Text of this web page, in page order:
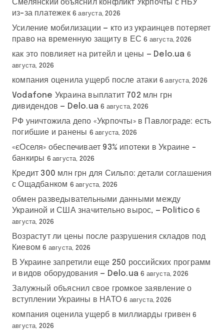
Смелянский объяснил конфликт Укрпочты с НБУ
из-за платежек 6 августа, 2026
Усиление мобилизации — кто из украинцев потеряет
право на временную защиту в ЕС 6 августа, 2026
как это повлияет на ритейл и цены — Delo.ua 6
августа, 2026
компания оценила ущерб после атаки 6 августа, 2026
Vodafone Украина выплатит 702 млн грн
дивидендов — Delo.ua 6 августа, 2026
РФ уничтожила депо «Укрпочты» в Павлограде: есть
погибшие и ранены 6 августа, 2026
«єОселя» обеспечивает 93% ипотеки в Украине –
банкиры 6 августа, 2026
Кредит 300 млн грн для Сильпо: детали соглашения
с Ощадбанком 6 августа, 2026
обмен разведывательными данными между
Украиной и США значительно вырос, — Politico 6
августа, 2026
Возрастут ли цены после разрушения складов под
Киевом 6 августа, 2026
В Украине запретили еще 250 российских программ
и видов оборудования — Delo.ua 6 августа, 2026
Залужный объяснил свое громкое заявление о
вступлении Украины в НАТО 6 августа, 2026
компания оценила ущерб в миллиарды гривен 6
августа, 2026